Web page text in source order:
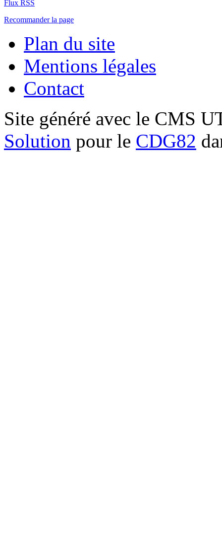
Flux RSS
Recommander la page
Plan du site
Mentions légales
Contact
Site généré avec le CMS
Solution pour le CDG82